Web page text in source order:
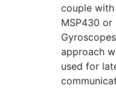
couple
MSP430 or
approach
used for